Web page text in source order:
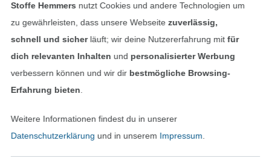
Datenschutz
In den deutschen Shop wechseln (aktuell
Stoffe Hemmers nutzt Cookies und andere Technologien um
zu gewährleisten, dass unsere Webseite zuverlässig,
schnell und sicherläuft; wir deine Nutzererfahrung mitfür
dich relevanten Inhalten und personalisierter Werbung
verbessern können und wir dir bestmögliche Browsing-
Erfahrung bieten
Weitere Informationen findest du in unserer
Datenschutzerklärung und in unserem Impressum